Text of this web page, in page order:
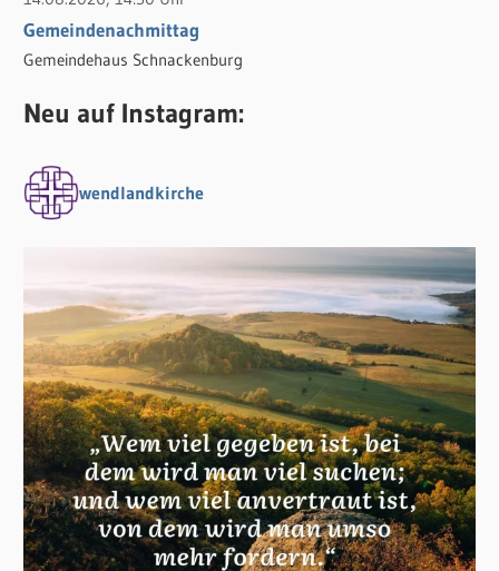
Gemeindenachmittag
Gemeindehaus Schnackenburg
Neu auf Instagram:
wendlandkirche